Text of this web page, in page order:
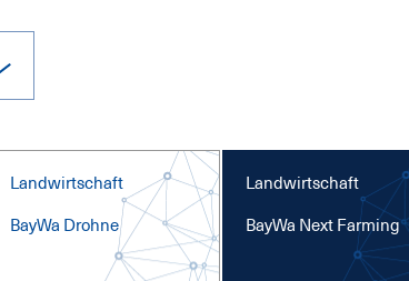
Landwirtschaft
Bay­Wa Droh­ne
Landwirtschaft
Bay­Wa Next Far­ming